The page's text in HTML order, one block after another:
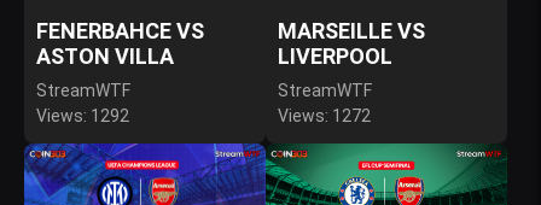
FENERBAHCE VS
ASTON VILLA
StreamWTF
Views: 1292
MARSEILLE VS
LIVERPOOL
StreamWTF
Views: 1272